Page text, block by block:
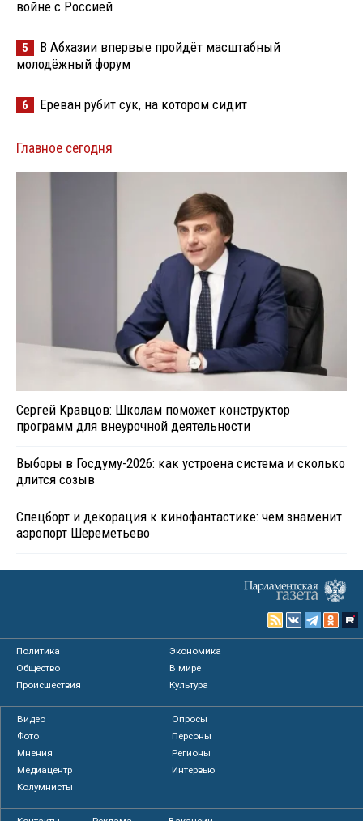
войне с Россией
5
В Абхазии впервые пройдёт масштабный
молодёжный форум
6 Ереван рубит сук, на котором сидит
Главное сегодня
Сергей Кравцов: Школам поможет конструктор
программ для внеурочной деятельности
Выборы в Госдуму-2026: как устроена система и сколько
длится созыв
Спецборт и декорация к кинофантастике: чем знаменит
аэропорт Шереметьево
Политика
Экономика
Общество
В мире
Происшествия
Культура
Видео
Опросы
Фото
Персоны
Мнения
Регионы
Медиацентр
Интервью
Колумнисты